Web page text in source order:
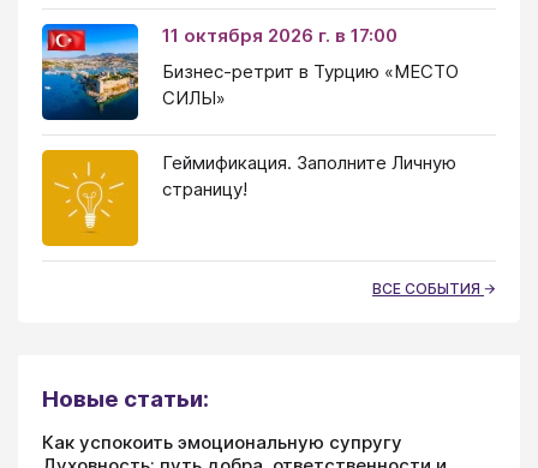
11 октября 2026 г. в 17:00
Бизнес-ретрит в Турцию «МЕСТО
СИЛЫ»
Геймификация. Заполните Личную
страницу!
ВСЕ СОБЫТИЯ
Новые статьи:
Как успокоить эмоциональную супругу